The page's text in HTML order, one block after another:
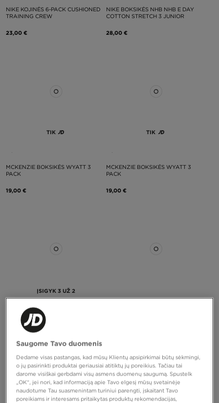
NIKE KOJINĖS 6-PACK CUSHIONED
TRAINING CREW
23,00 €
NIKE BOKSIKĖS NHB NHB E DAY
COTTON STRETCH 3 JUNIOR
28,00 €
TIK
MCKENZIE BOKSIKĖS WYATT 3
PACK
19,00 €
TIK
MCKENZIE BOKSIKĖS WYATT 3
PACK
19,00 €
ĮSIGYK 3 UŽ 2
MCKENZIE KOJINĖS 3PK SPORT
WHT SOCK PACKS
10,00 €
Saugome Tavo duomenis
Dedame visas pastangas, kad mūsų Klientų apsipirkimai būtų sėkmingi,
o jų pasirinkti produktai geriausiai atitiktų jų poreikius. Tačiau tai
darome visiškai gerbdami visų asmens duomenų saugumą. Spustelk
„OK“, jei nori, kad informaciją apie Tavo elgesį mūsų svetainėje
naudotume Tau suasmenintam turiniui parengti, įskaitant Tavo
poreikiams ir interesams pritaikytas produktų rekomendacijas,